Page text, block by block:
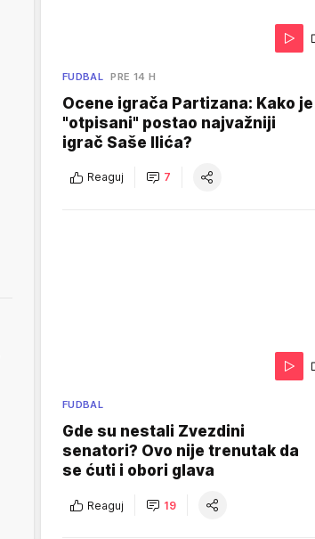
FUDBAL PRE 14 H
Ocene igrača Partizana: Kako je
"otpisani" postao najvažniji
igrač Saše Ilića?
Reaguj 7
FUDBAL
Gde su nestali Zvezdini
senatori? Ovo nije trenutak da
se ćuti i obori glava
Reaguj 19